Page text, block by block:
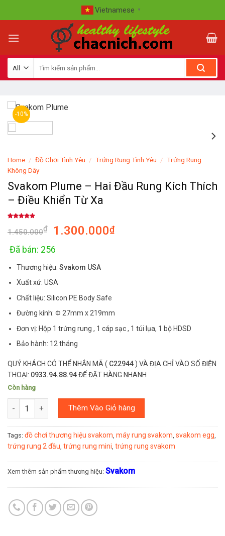
to
Vietnamese ▼
-10%
Home / Đồ Chơi Tình Yêu / Trứng Rung Tình Yêu / Trứng Rung
Không Dây
Svakom Plume – Hai Đầu Rung Kích Thích
– Điều Khiển Từ Xa
out of 5
based on
rating
1.450.000₫ 1.300.000₫
Đã bán: 256
Thương hiệu: Svakom USA
Xuất xứ: USA
Chất liệu: Silicon PE Body Safe
Đường kính: Φ 27mm x 219mm
Đơn vị: Hộp 1 trứng rung , 1 cáp sạc , 1 túi lụa, 1 bộ HDSD
Bảo hành: 12 tháng
QUÝ KHÁCH CÓ THỂ NHẮN MÃ ( C22944 ) VÀ ĐỊA CHỈ VÀO SỐ ĐIỆN
THOẠI: 0933.94.88.94ĐỂ ĐẶT HÀNG NHANH
Còn hàng
Số lượng Thêm Vào Giỏ hàng
Tags: đồ chơi thương hiệu svakom, máy rung svakom, svakom egg,
trứng rung 2 đầu, trứng rung mini, trứng rung svakom
Xem thêm sản phẩm thương hiệu: Svakom